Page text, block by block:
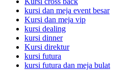
kursi dan meja event besar
Kursi dan meja vip
kursi dealing
kursi dinner
Kursi direktur
kursi futura
kursi futura dan meja bulat